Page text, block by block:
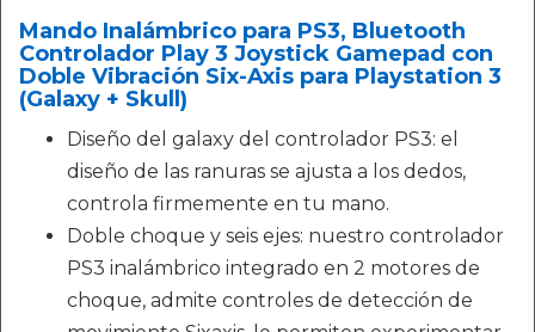
Mando Inalámbrico para PS3, Bluetooth
Controlador Play 3 Joystick Gamepad con
Doble Vibración Six-Axis para Playstation 3
(Galaxy + Skull)
Diseño del galaxy del controlador PS3: el
diseño de las ranuras se ajusta a los dedos,
controla firmemente en tu mano.
Doble choque y seis ejes: nuestro controlador
PS3 inalámbrico integrado en 2 motores de
choque, admite controles de detección de